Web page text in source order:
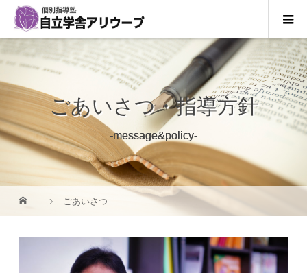
ごあいさつ・指導方針
-message&policy-
ごあいさつ